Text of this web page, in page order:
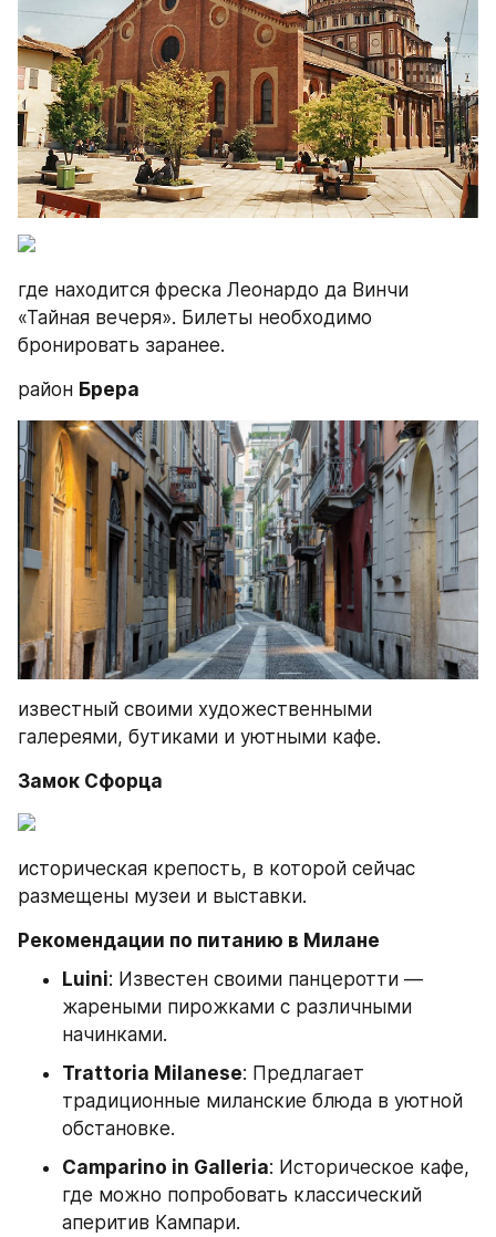
где находится фреска Леонардо да Винчи
«Тайная вечеря». Билеты необходимо
бронировать заранее.
район Брера
известный своими художественными
галереями, бутиками и уютными кафе.
Замок Сфорца
историческая крепость, в которой сейчас
размещены музеи и выставки.
Рекомендации по питанию в Милане
Luini: Известен своими панцеротти —
жареными пирожками с различными
начинками.
Trattoria Milanese: Предлагает
традиционные миланские блюда в уютной
обстановке.
Camparino in Galleria: Историческое кафе,
где можно попробовать классический
аперитив Кампари.